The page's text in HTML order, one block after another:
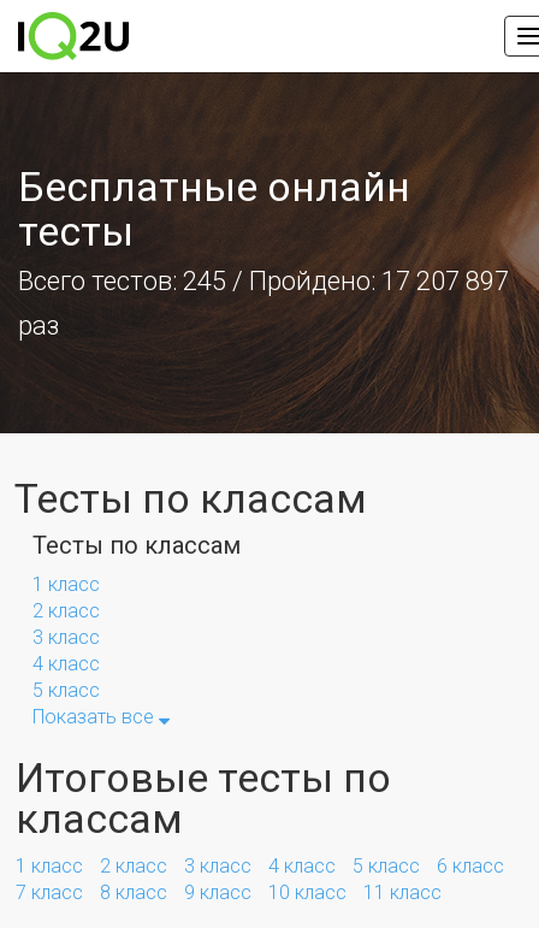
Бесплатные онлайн
тесты
Всего тестов: 245 / Пройдено: 17 207 897
раз
Тесты по классам
Тесты по классам
1 класс
2 класс
3 класс
4 класс
5 класс
Показать все
Итоговые тесты по
классам
1 класс 2 класс 3 класс 4 класс 5 класс
6 класс
7 класс
8 класс 9 класс 10 класс 11 класс